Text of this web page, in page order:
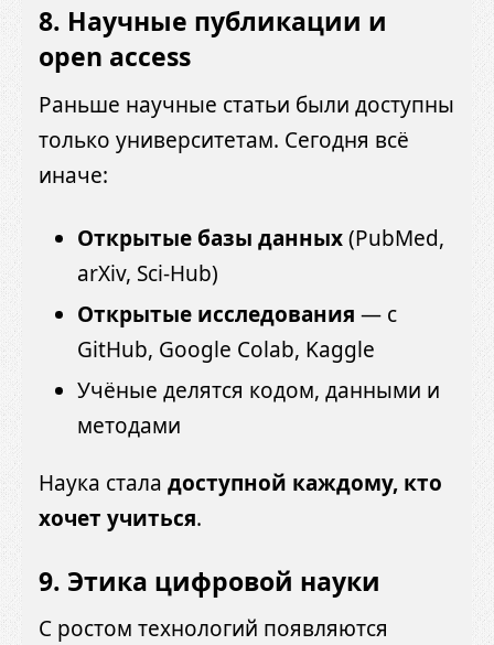
8. Научные публикации и
open access
Раньше научные статьи были доступны
только университетам. Сегодня всё
иначе:
Открытые базы данных(PubMed,
arXiv, Sci-Hub)
Открытые исследования — с
GitHub, Google Colab, Kaggle
Учёные делятся кодом, данными и
методами
Наука стала доступной каждому, кто
хочет учиться.
9. Этика цифровой науки
С ростом технологий появляются